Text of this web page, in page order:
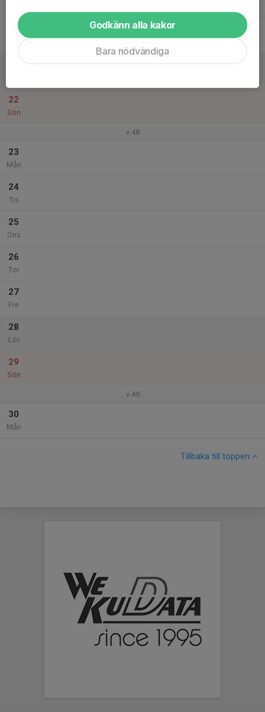
20
22
Sön
v.48
23
Mån
24
Tis
25
Ons
26
Tor
27
Fre
28
Lör
29
Sön
v.49
30
Mån
Tillbaka till toppen
Godkänn alla kakor
Bara nödvändiga